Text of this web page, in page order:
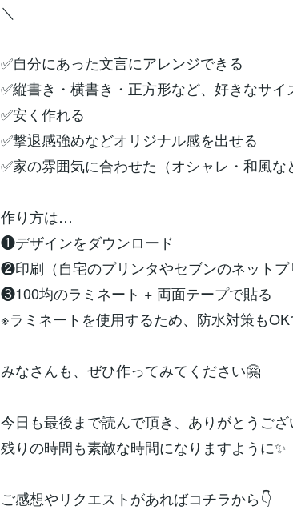
＼
✅自分にあった文言にアレンジできる
✅縦書き・横書き・正方形など、好きなサイ
✅安く作れる
✅撃退感強めなどオリジナル感を出せる
✅家の雰囲気に合わせた（オシャレ・和風
作り方は…
❶デザインをダウンロード
❷印刷（自宅のプリンタやセブンのネットプ
❸100均のラミネート + 両面テープで貼る
※ラミネートを使用するため、防水対策も
みなさんも、ぜひ作ってみてください🤗
今日も最後まで読んで頂き、ありがとうご
残りの時間も素敵な時間になりますように✨
ご感想やリクエストがあればコチラから👇